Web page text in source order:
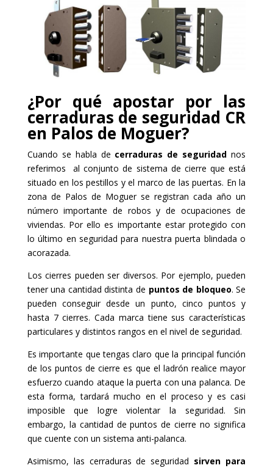
¿Por qué apostar por las
cerraduras de seguridad CR
en Palos de Moguer?
Cuando se habla de cerraduras de seguridad nos
referimos al conjunto de sistema de cierre que está
situado en los pestillos y el marco de las puertas. En la
zona de Palos de Moguer se registran cada año un
número importante de robos y de ocupaciones de
viviendas. Por ello es importante estar protegido con
lo último en seguridad para nuestra puerta blindada o
acorazada.
Los cierres pueden ser diversos. Por ejemplo, pueden
tener una cantidad distinta de puntos de bloqueo. Se
pueden conseguir desde un punto, cinco puntos y
hasta 7 cierres. Cada marca tiene sus características
particulares y distintos rangos en el nivel de seguridad.
Es importante que tengas claro que la principal función
de los puntos de cierre es que el ladrón realice mayor
esfuerzo cuando ataque la puerta con una palanca. De
esta forma, tardará mucho en el proceso y es casi
imposible que logre violentar la seguridad. Sin
embargo, la cantidad de puntos de cierre no significa
que cuente con un sistema anti-palanca.
Asimismo, las cerraduras de seguridad sirven para